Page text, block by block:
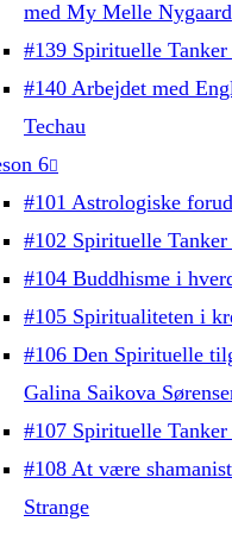
med My Melle Nygaard
#139 Spirituelle
#140 Arbejdet med
Techau
6
#101 Astrologiske
#102 Spirituelle
#104 Buddhisme i
#105 Spiritualiteten i
#106 Den Spirituelle
Galina Saikova
#107 Spirituelle
#108 At være
Strange